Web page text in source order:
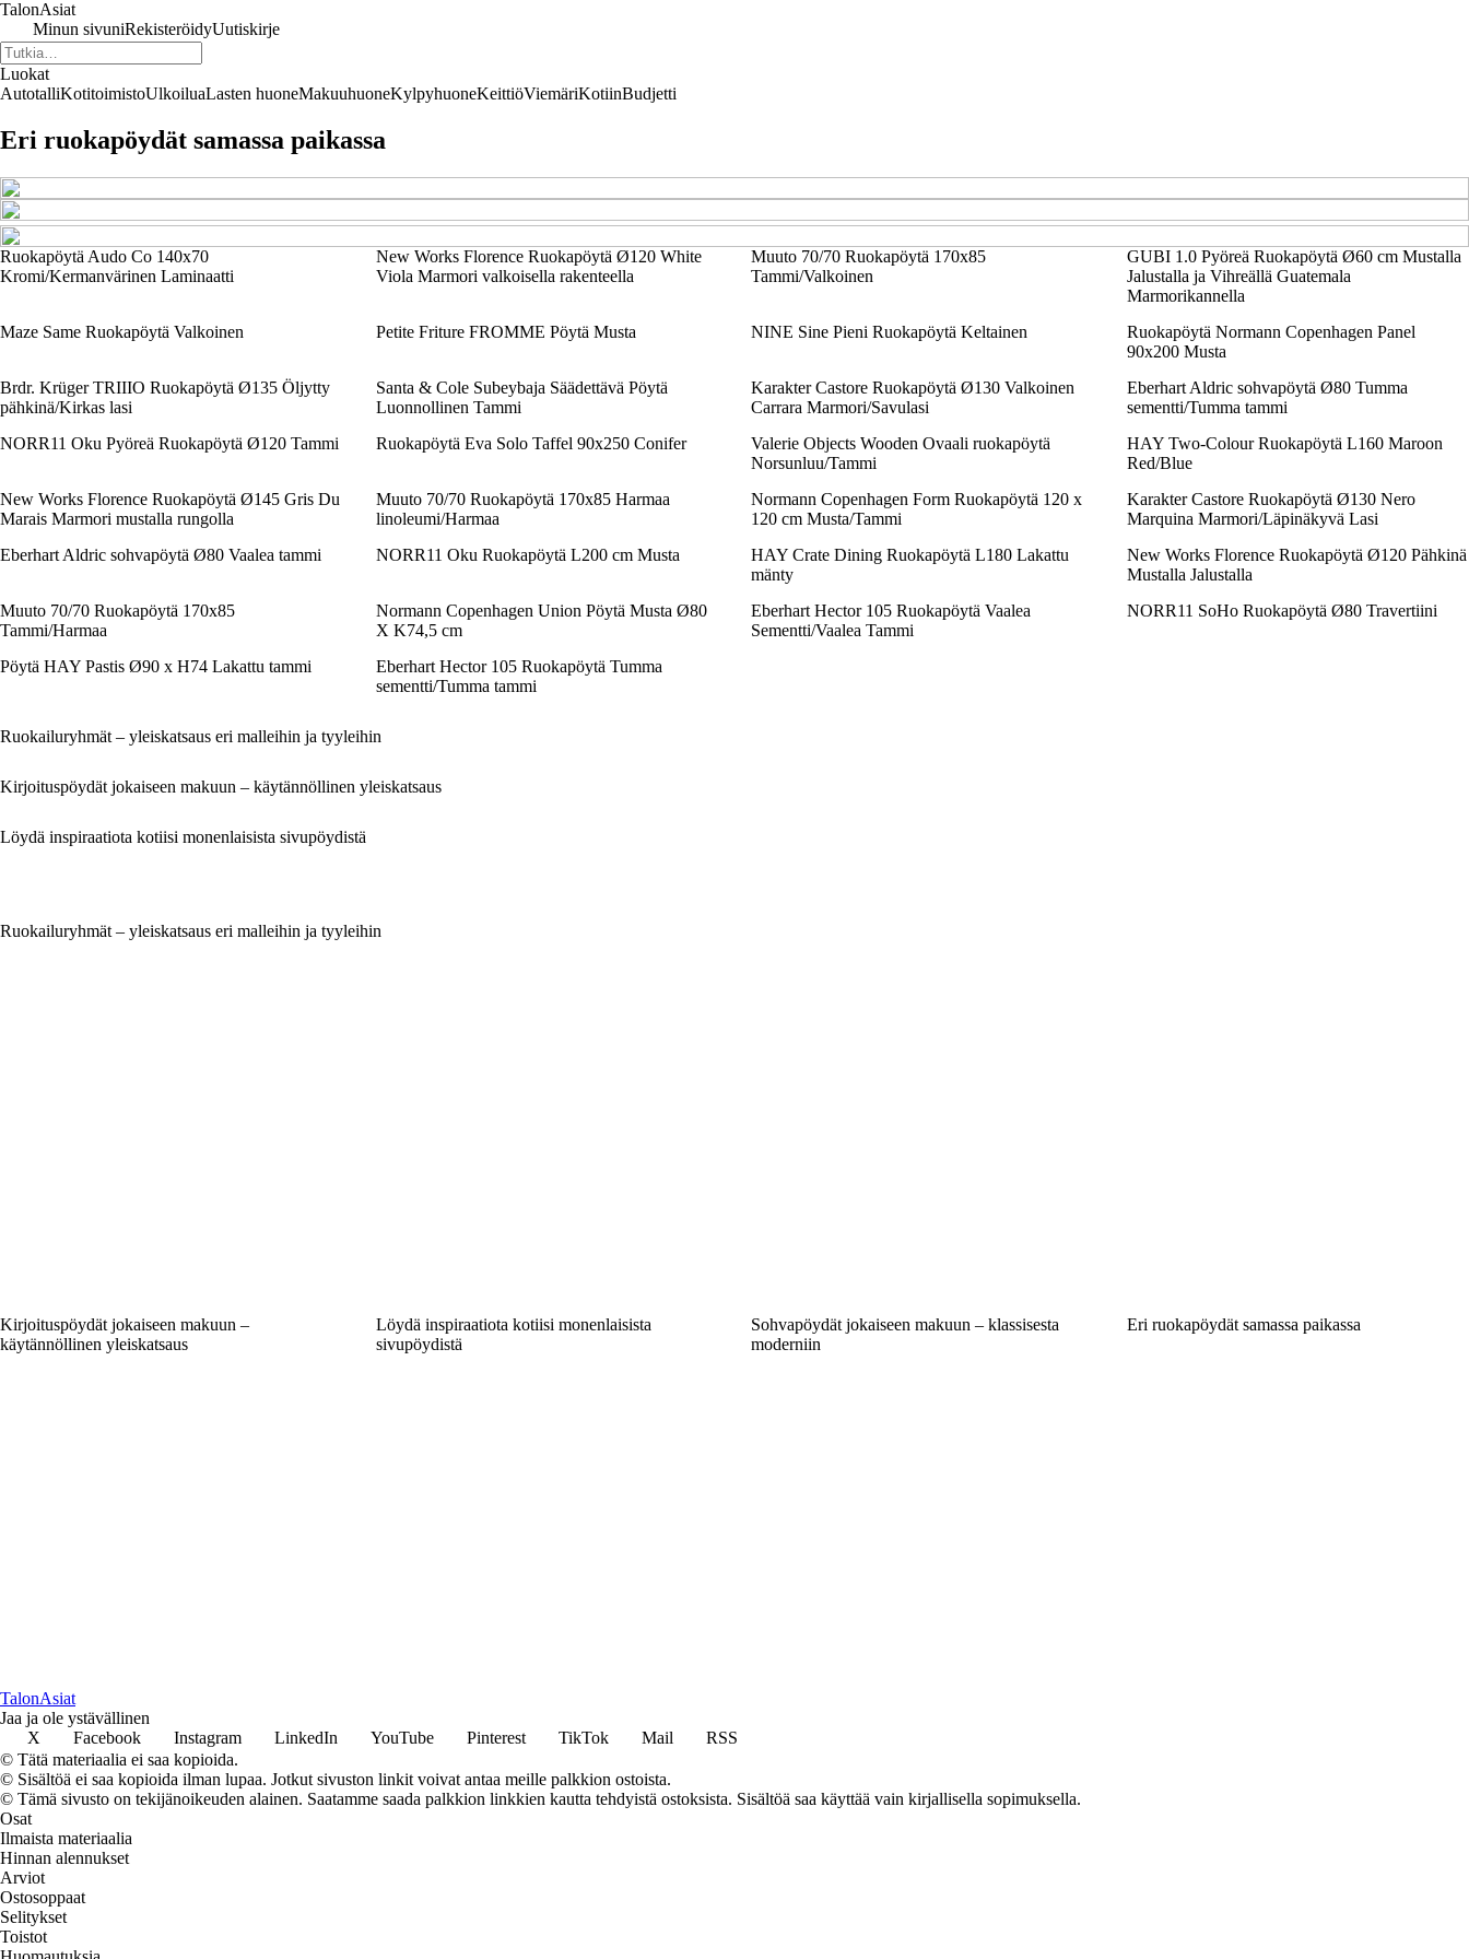
TalonAsiat
Minun sivuniRekisteröidyUutiskirje
Luokat
AutotalliKotitoimistoUlkoiluaLasten huoneMakuuhuoneKylpyhuoneKeittiöViemäriKotiinBudjetti
Eri ruokapöydät samassa paikassa
Ruokapöytä Audo Co 140x70
Kromi/Kermanvärinen Laminaatti
New Works Florence Ruokapöytä Ø120 White
Viola Marmori valkoisella rakenteella
Muuto 70/70 Ruokapöytä 170x85
Tammi/Valkoinen
GUBI 1.0 Pyöreä Ruokapöytä Ø60 cm Mustalla
Jalustalla ja Vihreällä Guatemala
Marmorikannella
Maze Same Ruokapöytä Valkoinen
Petite Friture FROMME Pöytä Musta NINE Sine Pieni Ruokapöytä Keltainen
Ruokapöytä Normann Copenhagen Panel
90x200 Musta
Brdr. Krüger TRIIIO Ruokapöytä Ø135 Öljytty
pähkinä/Kirkas lasi
Santa & Cole Subeybaja Säädettävä Pöytä
Luonnollinen Tammi
Karakter Castore Ruokapöytä Ø130 Valkoinen
Carrara Marmori/Savulasi
Eberhart Aldric sohvapöytä Ø80 Tumma
sementti/Tumma tammi
NORR11 Oku Pyöreä Ruokapöytä Ø120 Tammi
Ruokapöytä Eva Solo Taffel 90x250 Conifer
Valerie Objects Wooden Ovaali ruokapöytä
Norsunluu/Tammi
HAY Two-Colour Ruokapöytä L160 Maroon
Red/Blue
New Works Florence Ruokapöytä Ø145 Gris Du
Marais Marmori mustalla rungolla
Muuto 70/70 Ruokapöytä 170x85 Harmaa
linoleumi/Harmaa
Normann Copenhagen Form Ruokapöytä 120 x
120 cm Musta/Tammi
Karakter Castore Ruokapöytä Ø130 Nero
Marquina Marmori/Läpinäkyvä Lasi
Eberhart Aldric sohvapöytä Ø80 Vaalea tammi
NORR11 Oku Ruokapöytä L200 cm Musta
HAY Crate Dining Ruokapöytä L180 Lakattu
mänty
New Works Florence Ruokapöytä Ø120 Pähkinä
Mustalla Jalustalla
Muuto 70/70 Ruokapöytä 170x85
Tammi/Harmaa
Normann Copenhagen Union Pöytä Musta Ø80
X K74,5 cm
Eberhart Hector 105 Ruokapöytä Vaalea
Sementti/Vaalea Tammi
NORR11 SoHo Ruokapöytä Ø80 Travertiini
Pöytä HAY Pastis Ø90 x H74 Lakattu tammi
Eberhart Hector 105 Ruokapöytä Tumma
sementti/Tumma tammi
Ruokailuryhmät – yleiskatsaus eri malleihin ja tyyleihin
Kirjoituspöydät jokaiseen makuun – käytännöllinen yleiskatsaus
Löydä inspiraatiota kotiisi monenlaisista sivupöydistä
Ruokailuryhmät – yleiskatsaus eri malleihin ja tyyleihin
Kirjoituspöydät jokaiseen makuun –
käytännöllinen yleiskatsaus
Löydä inspiraatiota kotiisi monenlaisista
sivupöydistä
Sohvapöydät jokaiseen makuun – klassisesta
moderniin
Eri ruokapöydät samassa paikassa
TalonAsiat
Jaa ja ole ystävällinen
X
Facebook Instagram LinkedIn YouTube Pinterest TikTok Mail
RSS
© Tätä materiaalia ei saa kopioida.
© Sisältöä ei saa kopioida ilman lupaa. Jotkut sivuston linkit voivat antaa meille palkkion ostoista.
© Tämä sivusto on tekijänoikeuden alainen. Saatamme saada palkkion linkkien kautta tehdyistä ostoksista. Sisältöä saa käyttää vain kirjallisella sopimuksella.
Osat
Ilmaista materiaalia
Hinnan alennukset
Arviot
Ostosoppaat
Selitykset
Toistot